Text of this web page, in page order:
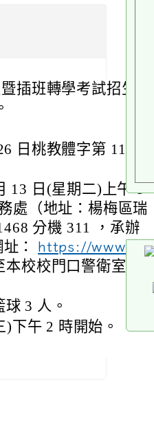
插班轉學考試招生簡
日桃教體字第 11400
13 日(星期二)上午 8
處（地址：楊梅區瑞
分機 311 ，承辦
：
https://www.rpj
本校校門口警衛室領
3 人。
下午 2 時開始。